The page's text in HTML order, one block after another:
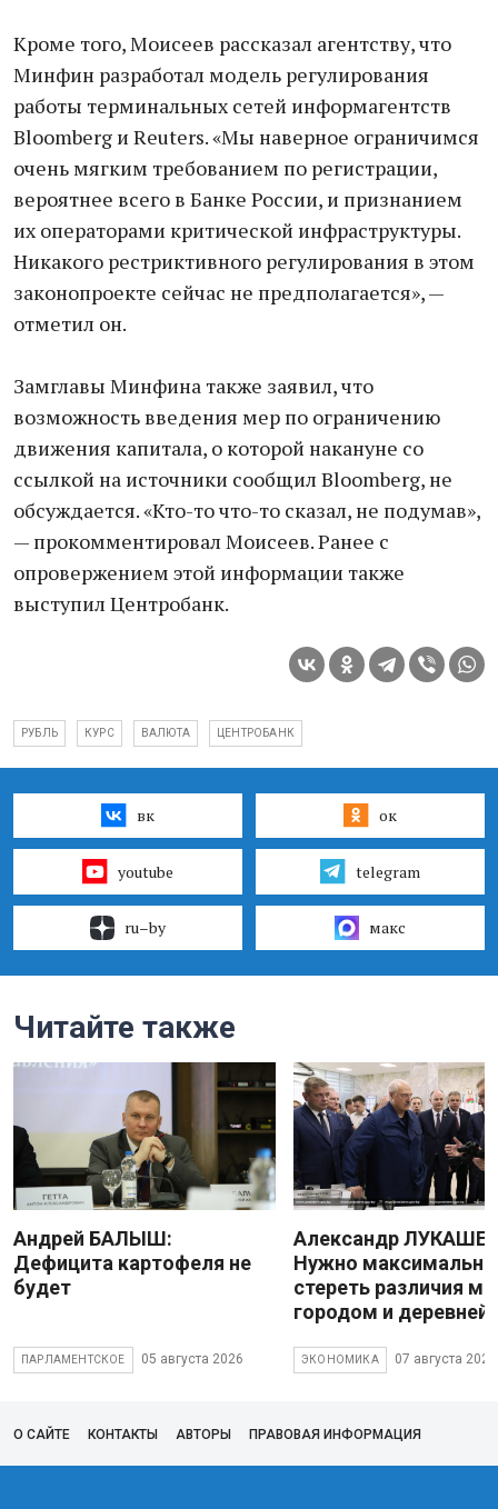
Кроме того, Моисеев рассказал агентству, что
Минфин разработал модель регулирования
работы терминальных сетей информагентств
Bloomberg и Reuters. «Мы наверное ограничимся
очень мягким требованием по регистрации,
вероятнее всего в Банке России, и признанием
их операторами критической инфраструктуры.
Никакого рестриктивного регулирования в этом
законопроекте сейчас не предполагается», —
отметил он.
Замглавы Минфина также заявил, что
возможность введения мер по ограничению
движения капитала, о которой накануне со
ссылкой на источники сообщил Bloomberg, не
обсуждается. «Кто-то что-то сказал, не подумав»,
— прокомментировал Моисеев. Ранее с
опровержением этой информации также
выступил Центробанк.
РУБЛЬ КУРС ВАЛЮТА ЦЕНТРОБАНК
вк ок
youtube telegram
ru–by макс
Читайте также
Андрей БАЛЫШ:
Дефицита картофеля не
будет
ПАРЛАМЕНТСКОЕ 05 августа 2026
Александр
Нужно максимально
стереть различия
городом и деревней
ЭКОНОМИКА 07 августа 2026
О САЙТЕ КОНТАКТЫ АВТОРЫ ПРАВОВАЯ ИНФОРМАЦИЯ